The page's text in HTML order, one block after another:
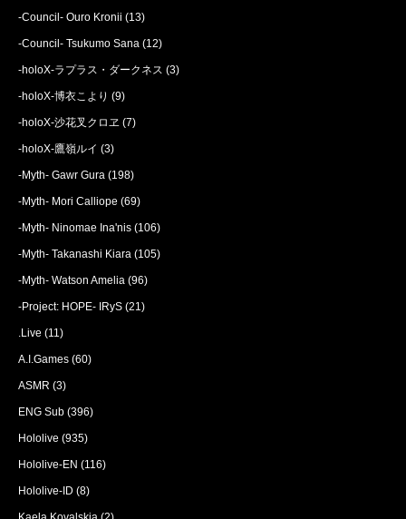
-Council- Ouro Kronii (13)
-Council- Tsukumo Sana (12)
-holoX-ラプラス・ダークネス (3)
-holoX-博衣こより (9)
-holoX-沙花叉クロヱ (7)
-holoX-鷹嶺ルイ (3)
-Myth- Gawr Gura (198)
-Myth- Mori Calliope (69)
-Myth- Ninomae Ina'nis (106)
-Myth- Takanashi Kiara (105)
-Myth- Watson Amelia (96)
-Project: HOPE- IRyS (21)
.Live (11)
A.I.Games (60)
ASMR (3)
ENG Sub (396)
Hololive (935)
Hololive-EN (116)
Hololive-ID (8)